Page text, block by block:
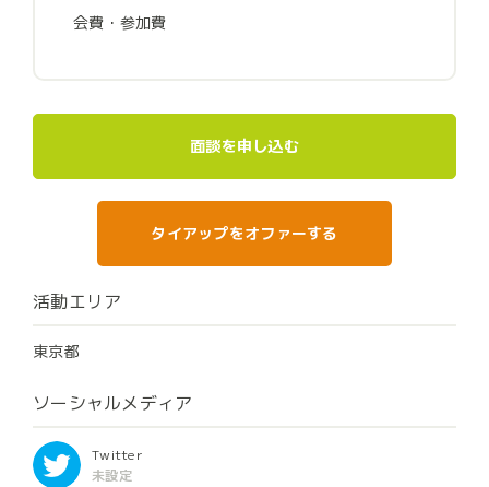
会費・参加費
面談を申し込む
タイアップをオファーする
活動エリア
東京都
ソーシャルメディア
Twitter
未設定